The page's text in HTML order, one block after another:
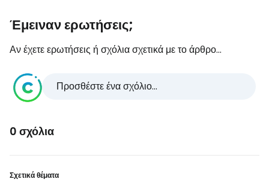
Έμειναν ερωτήσεις;
Αν έχετε ερωτήσεις ή σχόλια σχετικά με το άρθρο...
Προσθέστε ένα σχόλιο...
0 σχόλια
Σχετικά θέματα